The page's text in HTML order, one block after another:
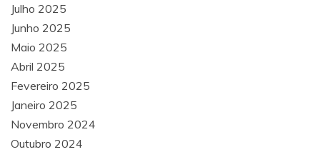
Julho 2025
Junho 2025
Maio 2025
Abril 2025
Fevereiro 2025
Janeiro 2025
Novembro 2024
Outubro 2024